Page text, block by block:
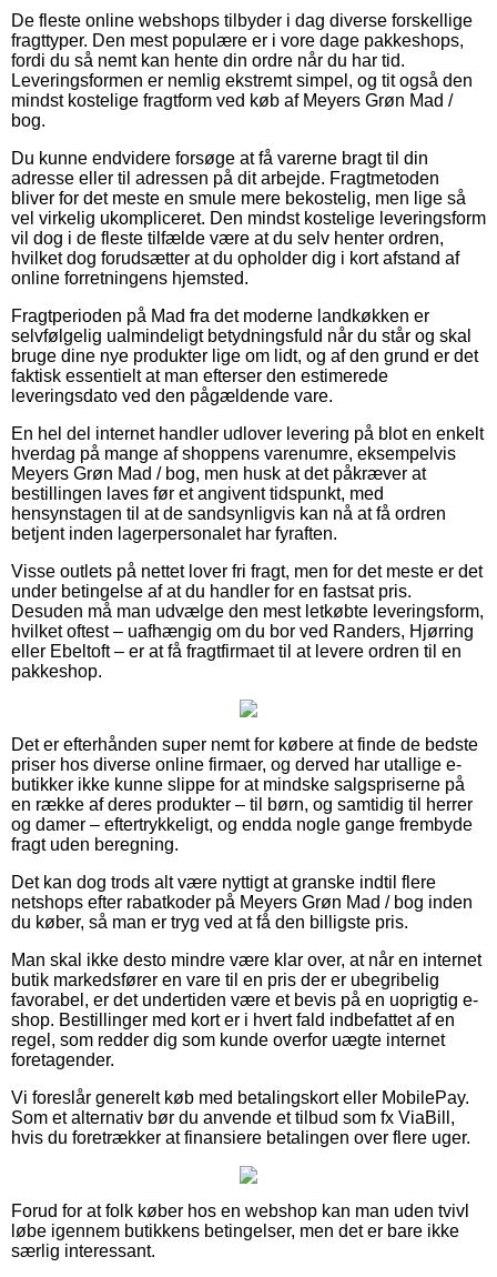
De fleste online webshops tilbyder i dag diverse forskellige
fragttyper. Den mest populære er i vore dage pakkeshops,
fordi du så nemt kan hente din ordre når du har tid.
Leveringsformen er nemlig ekstremt simpel, og tit også den
mindst kostelige fragtform ved køb af Meyers Grøn Mad /
bog.
Du kunne endvidere forsøge at få varerne bragt til din
adresse eller til adressen på dit arbejde. Fragtmetoden
bliver for det meste en smule mere bekostelig, men lige så
vel virkelig ukompliceret. Den mindst kostelige leveringsform
vil dog i de fleste tilfælde være at du selv henter ordren,
hvilket dog forudsætter at du opholder dig i kort afstand af
online forretningens hjemsted.
Fragtperioden på Mad fra det moderne landkøkken er
selvfølgelig ualmindeligt betydningsfuld når du står og skal
bruge dine nye produkter lige om lidt, og af den grund er det
faktisk essentielt at man efterser den estimerede
leveringsdato ved den pågældende vare.
En hel del internet handler udlover levering på blot en enkelt
hverdag på mange af shoppens varenumre, eksempelvis
Meyers Grøn Mad / bog, men husk at det påkræver at
bestillingen laves før et angivent tidspunkt, med
hensynstagen til at de sandsynligvis kan nå at få ordren
betjent inden lagerpersonalet har fyraften.
Visse outlets på nettet lover fri fragt, men for det meste er det
under betingelse af at du handler for en fastsat pris.
Desuden må man udvælge den mest letkøbte leveringsform,
hvilket oftest – uafhængig om du bor ved Randers, Hjørring
eller Ebeltoft – er at få fragtfirmaet til at levere ordren til en
pakkeshop.
Det er efterhånden super nemt for købere at finde de bedste
priser hos diverse online firmaer, og derved har utallige e-
butikker ikke kunne slippe for at mindske salgspriserne på
en række af deres produkter – til børn, og samtidig til herrer
og damer – eftertrykkeligt, og endda nogle gange frembyde
fragt uden beregning.
Det kan dog trods alt være nyttigt at granske indtil flere
netshops efter rabatkoder på Meyers Grøn Mad / bog inden
du køber, så man er tryg ved at få den billigste pris.
Man skal ikke desto mindre være klar over, at når en internet
butik markedsfører en vare til en pris der er ubegribelig
favorabel, er det undertiden være et bevis på en uoprigtig e-
shop. Bestillinger med kort er i hvert fald indbefattet af en
regel, som redder dig som kunde overfor uægte internet
foretagender.
Vi foreslår generelt køb med betalingskort eller MobilePay.
Som et alternativ bør du anvende et tilbud som fx ViaBill,
hvis du foretrækker at finansiere betalingen over flere uger.
Forud for at folk køber hos en webshop kan man uden tvivl
løbe igennem butikkens betingelser, men det er bare ikke
særlig interessant.